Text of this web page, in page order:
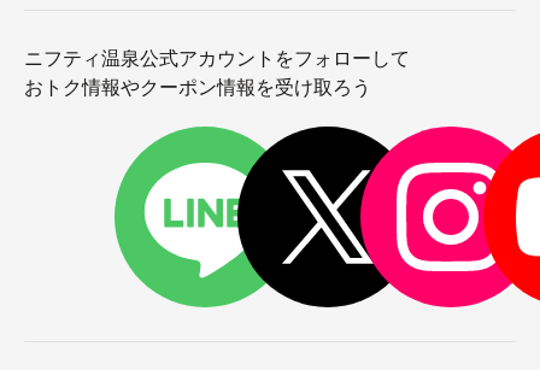
ニフティ温泉公式アカウントをフォローして
おトク情報やクーポン情報を受け取ろう